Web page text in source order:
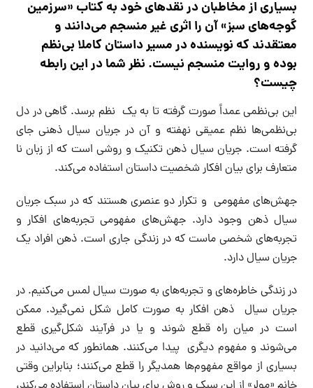
بسیاری از مخاطبان در نقدهای خود به کتاب «سرزمین
گوجه‌های سبز» آن را اثری غیر منسجم می‌دانند و
معتقدند که نویسنده در مسیر داستان کاملا بی‌نظم
بوده و روایت منسجم نیست. نظر شما در این رابطه
چیست؟
این بی‌نظمی عمداً صورت گرفته تا به یک نظم برسد. گاهی در دل
بی‌نظمی‌ها نظم عمیقی نهفته و آن در جریان سیال ذهنی جای
گرفته است. جریان سیال ذهن تکنیک و روشی است که از زبان نا
متعارف برای بیان افکار شخصیت داستان استفاده می‌کند.
جهش‌های مفهومی و تکرار دو عنصری هستند که در سبک جریان
سیال ذهن وجود دارد. جهش‌های مفهومی تجربه‌های افکار و
تجربه‌های شخصی ماست که در زندگی جاری است. ذهن افراد یک
جریان سیال دارد.
در زندگی خاطره‌های و تجربه‌های به صورت سیال لمس می‌کنیم. در
جریان سیال ذهن افکار به صورت کامل شکل نمی‌گیرد. ممکن
است در میان راه قطع شوند و یا در فرآیند شکل‌گیری قطع
می‌شوند و مفهوم دیگری پیدا می‌کنند. همانطور که می‌دانید در
بسیاری از مواقع مفهوم‌ها همدیگر را قطع می‌کنند؛ بنابراین وقتی